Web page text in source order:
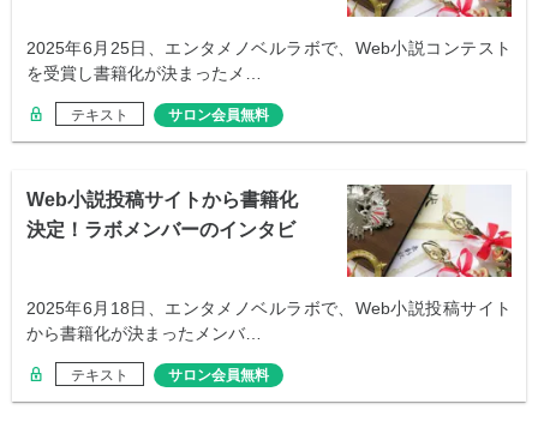
2025年6月25日、エンタメノベルラボで、Web小説コンテスト
を受賞し書籍化が決まったメ…
テキスト サロン会員無料
Web小説投稿サイトから書籍化
決定！ラボメンバーのインタビ
2025年6月18日、エンタメノベルラボで、Web小説投稿サイト
から書籍化が決まったメンバ…
テキスト サロン会員無料